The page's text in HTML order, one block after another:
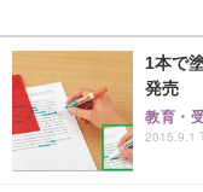
1本で
発売
教育・
2015.9.1